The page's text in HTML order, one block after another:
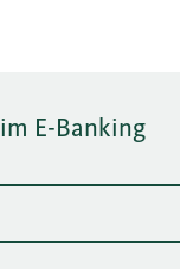
E-Banking